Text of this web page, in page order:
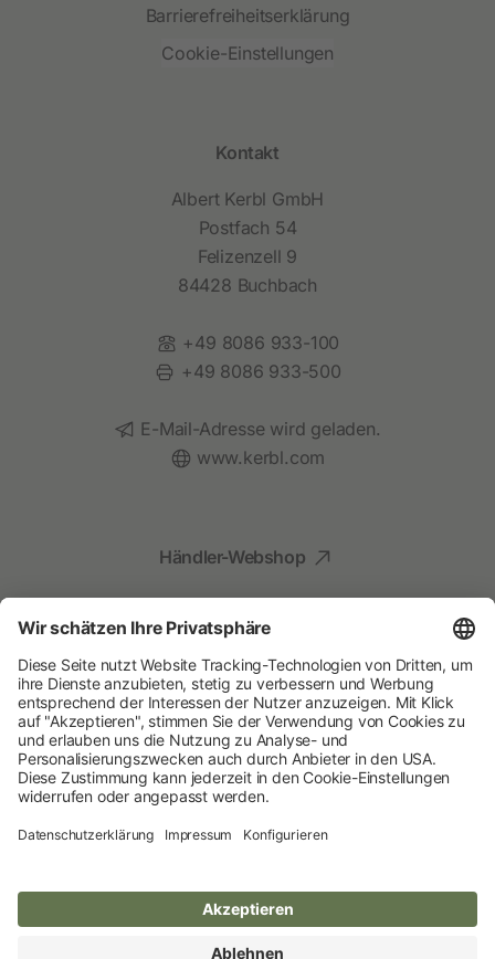
Barrierefreiheitserklärung
Cookie-Einstellungen
Kontakt
Albert Kerbl GmbH
Postfach 54
Felizenzell 9
84428 Buchbach
Telefon:
+49 8086 933-100
Fax:
+49 8086 933-500
E-Mail:
E-Mail-Adresse wird geladen.
Website:
www.kerbl.com
Händler-Webshop
Social Media
Kompetenz für Ihr Tier
Albert Kerbl GmbH